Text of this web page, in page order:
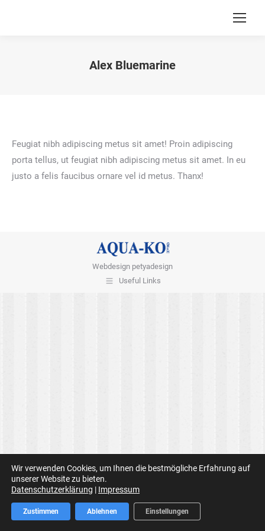
Alex Bluemarine
Feugiat nibh adipiscing metus sit amet! Proin adipiscing
porta tellus, ut feugiat nibh adipiscing metus sit amet. In eu
justo a felis faucibus ornare vel id metus. Thanx!
Webdesign petyadesign
Useful Links
Wir verwenden Cookies, um Ihnen die bestmögliche Erfahrung auf
unserer Website zu bieten.
Datenschutzerklärung | Impressum
Zustimmen Ablehnen Einstellungen